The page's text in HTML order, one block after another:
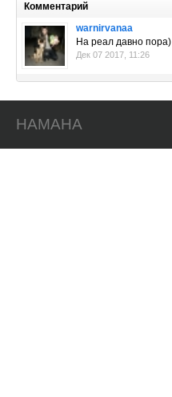
Комментарий
warnirvanaa
На реал давно пора)
Дек 07 2017, 11:26
HAMAHA